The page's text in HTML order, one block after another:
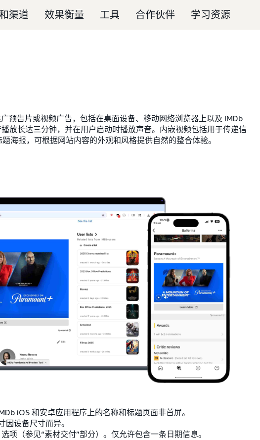
渠道 效果衡量 工具 合作伙伴 学习资源
预告片或视频广告，包括在桌面设备、移动网络浏览器上以及 IMDb
放长达三分钟，并在用户启动时播放声音。内嵌视频包括用于传递信
海报，可根据网站内容的外观和风格提供自然的整合体验。
iOS 和安卓应用程序上的名称和标题页面非首屏。
因设备尺寸而异。
项（参见“素材交付”部分）。仅允许包含一条日期信息。